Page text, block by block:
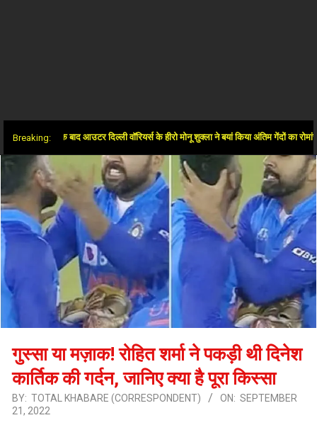
Breaking:
जीत के बाद आउटर दिल्ली वॉरियर्स के हीरो मोनू शुक्ला ने बयां किया अंतिम गेंदों का रोमांच
गुस्सा या मज़ाक! रोहित शर्मा ने पकड़ी थी दिनेश
कार्तिक की गर्दन, जानिए क्या है पूरा किस्सा
BY: TOTAL KHABARE (CORRESPONDENT) ON: SEPTEMBER
21, 2022